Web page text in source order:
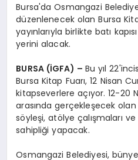
Bursa'da Osmangazi
düzenlenecek olan Bursa
yayınlarıyla birlikte batı
yerini alacak.
BURSA (İGFA) – Bu yıl
Bursa Kitap Fuarı, 12 Nisan
kitapseverlere açıyor. 12-20
arasında gerçekleşecek olan
söyleşi, atölye çalışmaları
sahipliği yapacak.
Osmangazi Belediyesi,